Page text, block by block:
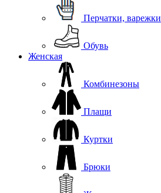
Перчатки, варежки
Обувь
Женская
Комбинезоны
Плащи
Куртки
Брюки